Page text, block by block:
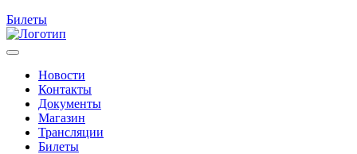
Билеты
Новости
Контакты
Документы
Магазин
Трансляции
Билеты